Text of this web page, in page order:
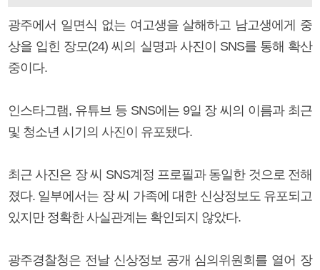
광주에서 일면식 없는 여고생을 살해하고 남고생에게 중
상을 입힌 장모(24) 씨의 실명과 사진이 SNS를 통해 확산
중이다.
인스타그램, 유튜브 등 SNS에는 9일 장 씨의 이름과 최근
및 청소년 시기의 사진이 유포됐다.
최근 사진은 장 씨 SNS계정 프로필과 동일한 것으로 전해
졌다. 일부에서는 장 씨 가족에 대한 신상정보도 유포되고
있지만 정확한 사실관계는 확인되지 않았다.
광주경찰청은 전날 신상정보 공개 심의위원회를 열어 장